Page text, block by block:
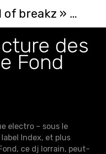
des
Fond
electro – sous le
Index, et plus
ce dj lorrain, peut-
DJ Joker : « Full of breakz » - Bruits de Fond 04 (2002)